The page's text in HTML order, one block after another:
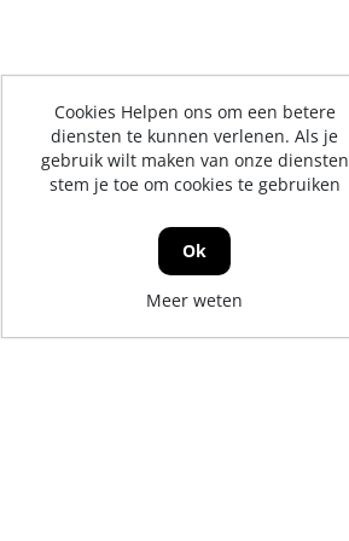
2 3 4
Cookies Helpen ons om een betere
diensten te kunnen verlenen. Als je
gebruik wilt maken van onze diensten
stem je toe om cookies te gebruiken
Ok
Meer weten